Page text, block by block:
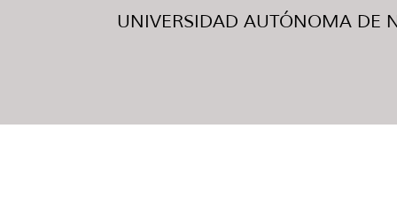
UNIVERSIDAD AUTÓNOMA DE